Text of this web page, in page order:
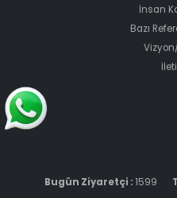
İnsan
Bazı
Bugün Ziyaretçi :1599